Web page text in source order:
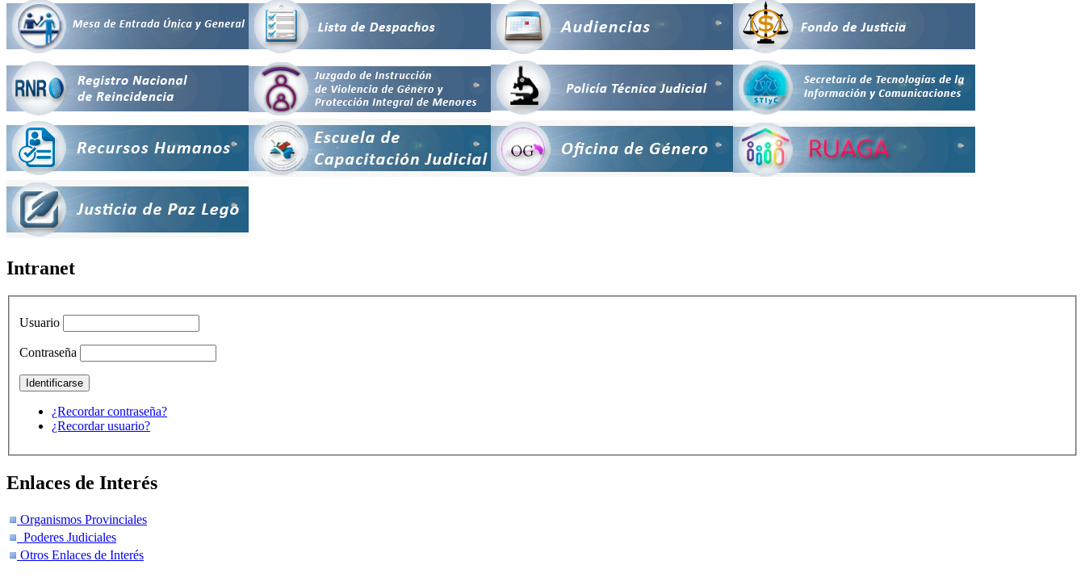
Intranet
Usuario
Contraseña
¿Recordar contraseña?
¿Recordar usuario?
Enlaces de Interés
Organismos Provinciales
Poderes Judiciales
Otros Enlaces de Interés